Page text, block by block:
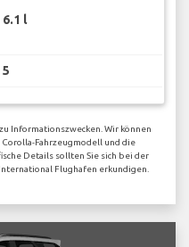
6.1 l
5
Informationszwecken. Wir können
Corolla-Fahrzeugmodell und die
Details sollten Sie sich bei der
Flughafen erkundigen.